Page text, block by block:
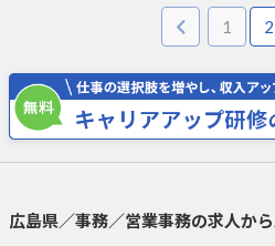
1 2
広島県／事務／営業事務の求人か